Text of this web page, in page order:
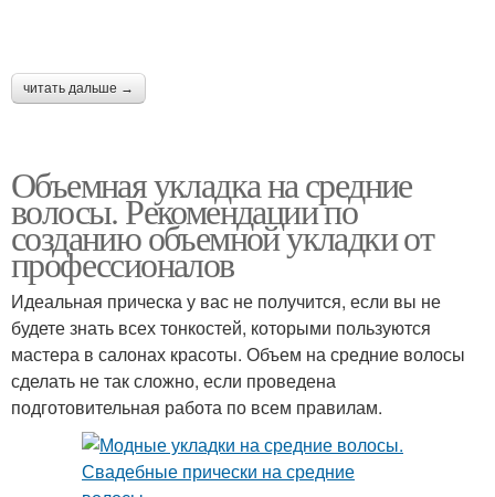
читать дальше →
Объемная укладка на средние
волосы. Рекомендации по
созданию объемной укладки от
профессионалов
Идеальная прическа у вас не получится, если вы не
будете знать всех тонкостей, которыми пользуются
мастера в салонах красоты. Объем на средние волосы
сделать не так сложно, если проведена
подготовительная работа по всем правилам.